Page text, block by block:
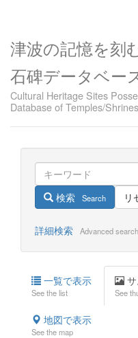
津波の記憶を刻
石碑データベー
Cultural Heritage Sites
Database of Temples/
検索 Search リ
詳細検索 Advanced search
一覧で表示
See the list See
地図で表示
See the map